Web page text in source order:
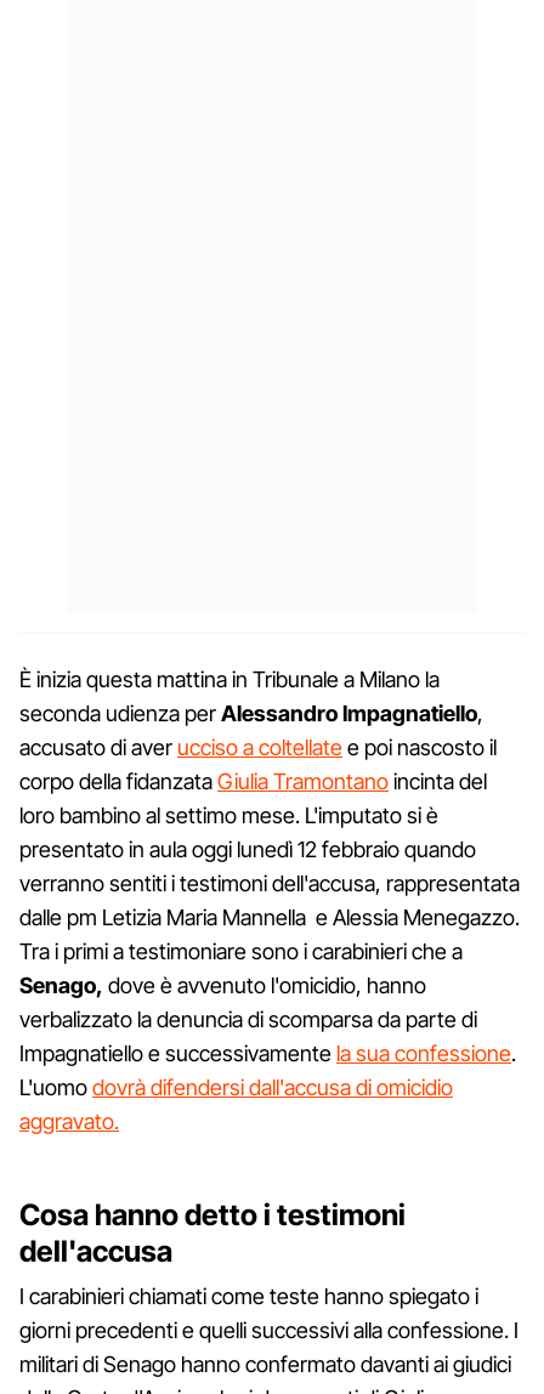
È inizia questa mattina in Tribunale a Milano la
seconda udienza perAlessandro Impagnatiello,
accusato di aver ucciso a coltellatee poi nascosto il
corpo della fidanzataGiulia Tramontanoincinta del
loro bambino al settimo mese. L'imputato si è
presentato in aula oggi lunedì 12 febbraio quando
verranno sentiti i testimoni dell'accusa, rappresentata
dalle pm Letizia Maria Mannella e Alessia Menegazzo.
Tra i primi a testimoniare sono i carabinieri che a
Senago, dove è avvenuto l'omicidio, hanno
verbalizzato la denuncia di scomparsa da parte di
Impagnatiello e successivamente la sua confessione.
L'uomodovrà difendersi dall'accusa di omicidio
aggravato.
Cosa hanno detto i testimoni
dell'accusa
I carabinieri chiamati come teste hanno spiegato i
giorni precedenti e quelli successivi alla confessione. I
militari di Senago hanno confermato davanti ai giudici